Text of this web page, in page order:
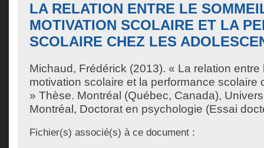
LA RELATION ENTRE LE
MOTIVATION SCOLAIRE ET LA
SCOLAIRE CHEZ LES
Michaud, Frédérick (2013). « La relation entre
motivation scolaire et la performance scolaire
» Thèse. Montréal (Québec, Canada),
Montréal, Doctorat en psychologie (Essai
Fichier(s) associé(s) à ce document :